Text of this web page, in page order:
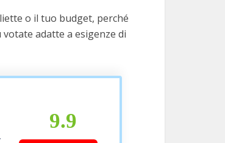
o il tuo budget, perché
adatte a esigenze di
9.9